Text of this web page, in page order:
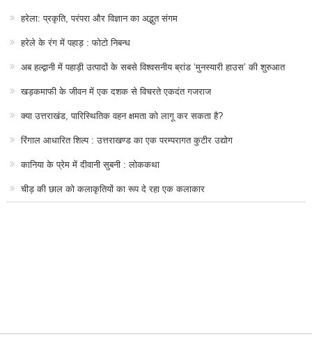
हरेला: प्रकृति, परंपरा और विज्ञान का अद्भुत संगम
हरेले के रंग में पहाड़ : फोटो निबन्ध
अब हल्द्वानी में पहाड़ी उत्पादों के सबसे विश्वसनीय ब्रांड ‘मुनस्यारी हाउस’ की शुरुआत
खड़कमाफी के जीवन में एक दशक से विचरते एकदंत गजराज
क्या उत्तराखंड, पारिस्थितिक वहन क्षमता को लागू कर सकता है?
रिंगाल आधारित शिल्प : उत्तराखण्ड का एक परम्परागत कुटीर उद्योग
कानिया के प्रेम में दीवानी सुबनी : लोककथा
चीड़ की छाल को कलाकृतियों का रूप दे रहा एक कलाकार